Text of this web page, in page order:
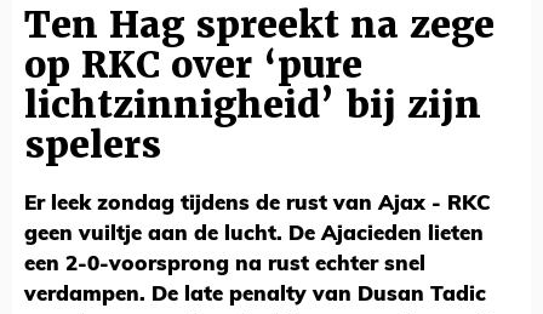
Ten Hag spreekt na zege
op RKC over ‘pure
lichtzinnigheid’ bij zijn
spelers
Er leek zondag tijdens de rust van Ajax - RKC
geen vuiltje aan de lucht. De Ajacieden lieten
een 2-0-voorsprong na rust echter snel
verdampen. De late penalty van Dusan Tadic